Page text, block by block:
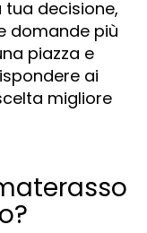
decisione,
domande più
piazza e
ai
migliore